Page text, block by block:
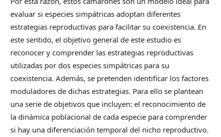
evaluar si especies simpátricas adoptan diferentes
estrategias reproductivas para facilitar su coexistencia. En
este sentido, el objetivo general de este estudio es
reconocer y comprender las estrategias reproductivas
utilizadas por dos especies simpátricas para su
coexistencia. Además, se pretenden identificar los factores
moduladores de dichas estrategias. Para ello se plantean
una serie de objetivos que incluyen: el reconocimiento de
la dinámica poblacional de cada especie para comprender
si hay una diferenciación temporal del nicho reproductivo.